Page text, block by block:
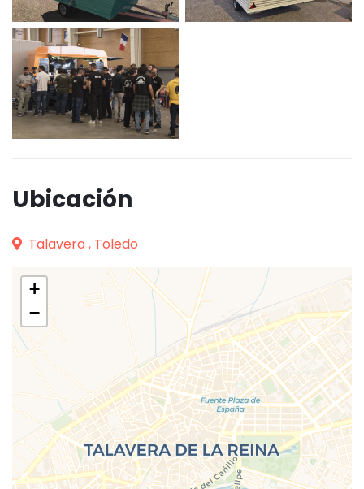
Ubicación
Talavera , Toledo
+
−